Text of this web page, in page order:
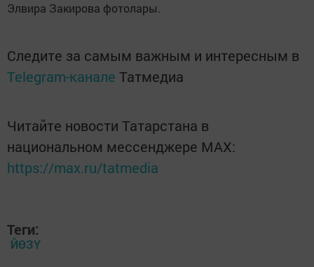
Элвира Закирова фотолары.
Следите за самым важным и интересным в
Telegram-канале Татмедиа
Читайте новости Татарстана в
национальном мессенджере MАХ:
https://max.ru/tatmedia
Теги:
ЙӨЗҮ